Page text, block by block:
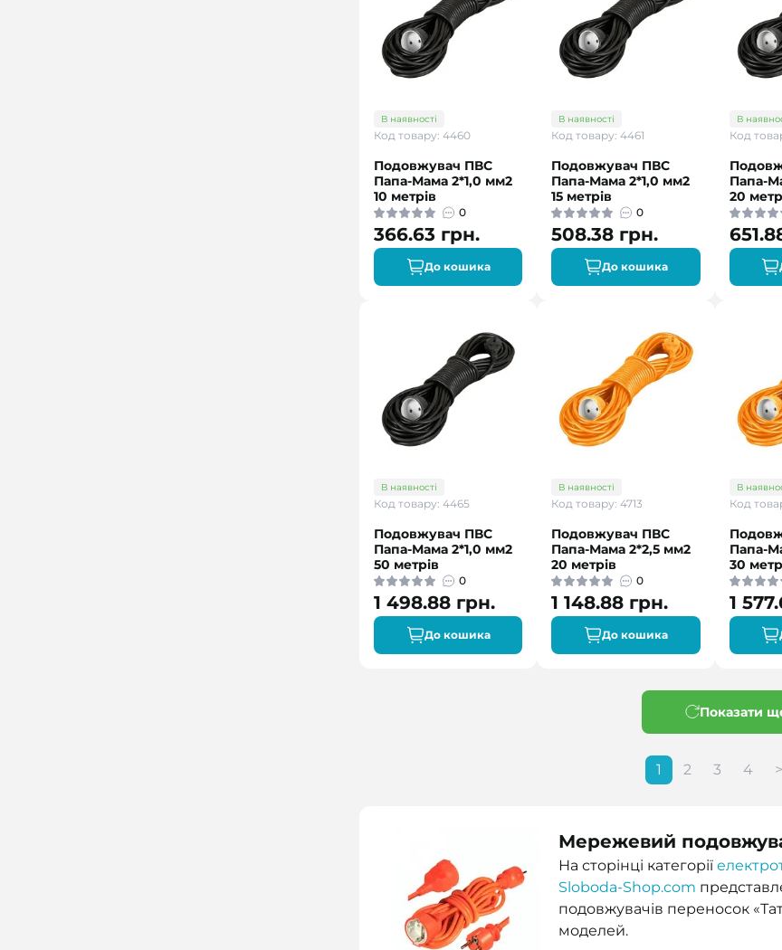
В наявності
Код товару: 4460
Подовжувач ПВС
Папа-Мама 2*1,0 мм2
10 метрів
0
366.63 грн.
До кошика
В наявності
Код товару: 4461
Подовжувач ПВС
Папа-Мама 2*1,0 мм2
15 метрів
0
508.38 грн.
До кошика
В
Код
Папа-
20
В наявності
Код товару: 4465
Подовжувач ПВС
Папа-Мама 2*1,0 мм2
50 метрів
0
1 498.88 грн.
До кошика
В наявності
Код товару: 4713
Подовжувач ПВС
Папа-Мама 2*2,5 мм2
20 метрів
0
1 148.88 грн.
До кошика
В
Код
Папа-
30
1
Показати
1 2 3 4 >
Мережевий
На сторінці категорії
Sloboda-Shop.com
подовжувачів переносок
моделей.